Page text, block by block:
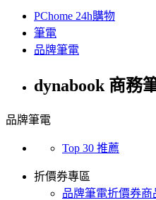
PChome 24h購物
筆電
品牌筆電
dynabook 商務
品牌筆電
Top 30 推薦
折價券專區
品牌筆電折價券商